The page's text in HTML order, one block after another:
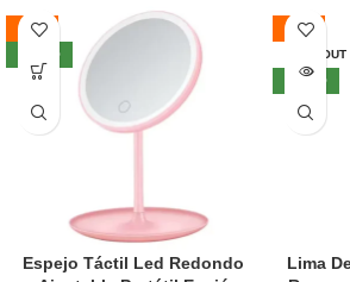
-46%
NUEVO
Espejo Táctil Led Redondo
-48%
SOLD OUT
NUEVO
Lima